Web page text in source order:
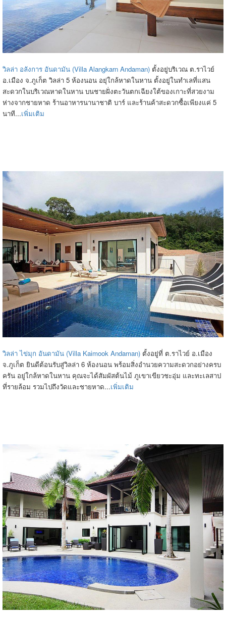
วิลล่า อลังการ อันดามัน (Villa Alangkarn Andaman) ตั้งอยู่บริเวณ ต.ราไวย์
อ.เมือง จ.ภูเก็ต วิลล่า 5 ห้องนอน อยุ่ใกล้หาดในหาน ตั้งอยู่ในทำเลที่แสน
สะดวกในบริเวณหาดในหาน บนชายฝั่งตะวันตกเฉียงใต้ของเกาะที่สวยงาม
ห่างจากชายหาด ร้านอาหารนานาชาติ บาร์ และร้านค้าสะดวกซื้อเพียงแค่ 5
นาที...เพิ่มเติม
วิลล่า ไข่มุก อันดามัน (Villa Kaimook Andaman) ตั้งอยู่ที่ ต.ราไวย์ อ.เมือง
จ.ภูเก็ต ยินดีต้อนรับสู่วิลล่า 6 ห้องนอน พร้อมสิ่งอำนวยความสะดวกอย่างครบ
ครัน อยู่ใกล้หาดในหาน คุณจะได้สัมผัสต้นไม้ ภูเขาเขียวชะอุ่ม และทะเลสาป
ที่รายล้อม รวมไปถึงวัดและชายหาด...เพิ่มเติม